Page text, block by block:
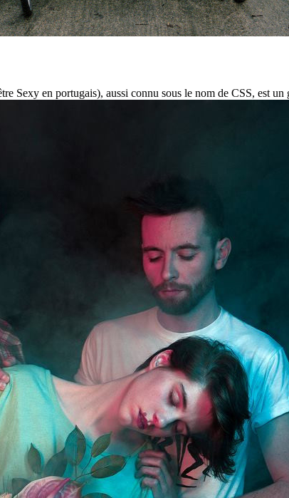
Sexy en portugais), aussi connu sous le nom de CSS, est